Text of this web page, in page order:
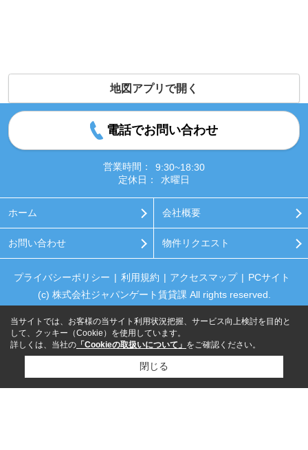
地図アプリで開く
電話でお問い合わせ
営業時間：
9:30~18:30
定休日：
水曜日
ホーム 会社概要
お問い合わせ 物件リクエスト
プライバシーポリシー 利用規約 アクセスマップ
PCサイト
(c) 株式会社ジャパンゲート賃貸課 All rights reserved.
当サイトでは、お客様の当サイト利用状況把握、サービス向上検討を目的と
して、クッキー（Cookie）を使用しています。
詳しくは、当社の 「Cookieの取扱いについて」 をご確認ください。
閉じる